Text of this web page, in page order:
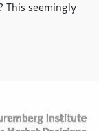
This seemingly